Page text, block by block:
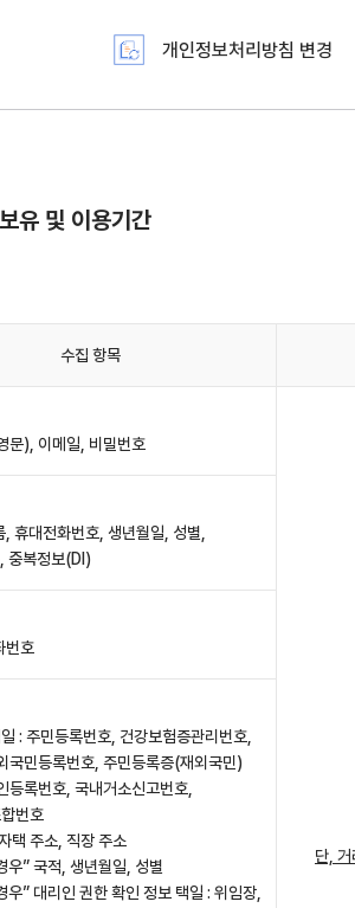
개인정보처리방침 변경
유 및 이용기간
수집 항목
문), 이메일, 비밀번호
단,
, 휴대전화번호, 생년월일, 성별,
중복정보(DI)
번호
: 주민등록번호, 건강보험증관리번호,
국민등록번호, 주민등록증(재외국민)
등록번호, 국내거소신고번호,
번호
택 주소, 직장 주소
우” 국적, 생년월일, 성별
우” 대리인 권한 확인 정보 택일 : 위임장,